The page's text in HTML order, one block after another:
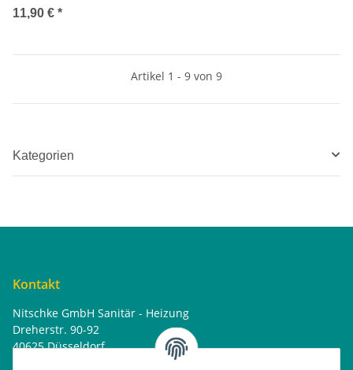
11,90 € *
Artikel 1 - 9 von 9
Kategorien
Kontakt
Nitschke GmbH Sanitär - Heizung
Dreherstr. 90-92
40625 Düsseldorf